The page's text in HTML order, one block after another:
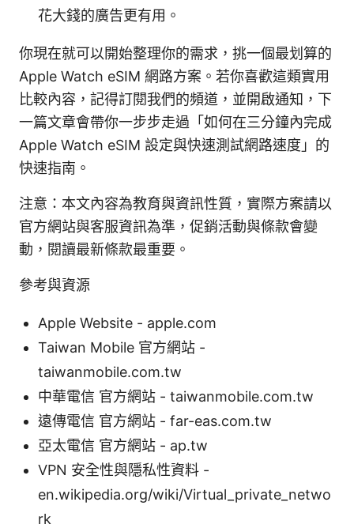
花大錢的廣告更有用。
你現在就可以開始整理你的需求，挑一個最划算的
Apple Watch eSIM 網路方案。若你喜歡這類實用
比較內容，記得訂閱我們的頻道，並開啟通知，下
一篇文章會帶你一步步走過「如何在三分鐘內完成
Apple Watch eSIM 設定與快速測試網路速度」的
快速指南。
注意：本文內容為教育與資訊性質，實際方案請以
官方網站與客服資訊為準，促銷活動與條款會變
動，閱讀最新條款最重要。
參考與資源
Apple Website - apple.com
Taiwan Mobile 官方網站 -
taiwanmobile.com.tw
中華電信 官方網站 - taiwanmobile.com.tw
遠傳電信 官方網站 - far-eas.com.tw
亞太電信 官方網站 - ap.tw
VPN 安全性與隱私性資料 -
en.wikipedia.org/wiki/Virtual_private_netwo
rk